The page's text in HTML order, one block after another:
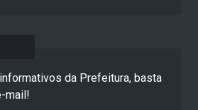
da Prefeitura, basta
mail!